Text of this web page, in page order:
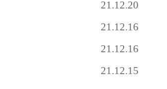
21.12.20
21.12.16
21.12.16
21.12.15